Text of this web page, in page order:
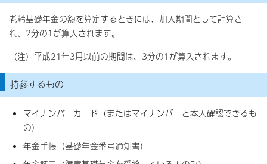
老齢基礎年金の額を算定するときには、加入期間として計算さ
れ、2分の1が算入されます。
（注）平成21年3月以前の期間は、3分の1が算入されます。
持参するもの
マイナンバーカード（またはマイナンバーと本人確認できるも
の）
年金手帳（基礎年金番号通知書）